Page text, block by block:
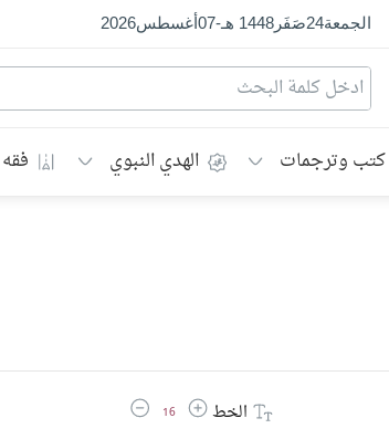
الجمعة24صَفَر1448 هـ -
07أغسطس2026
كتب وترجمات الهدي النبوي
الخطزيادة حجم الخط
16 تقليل حجم الخط